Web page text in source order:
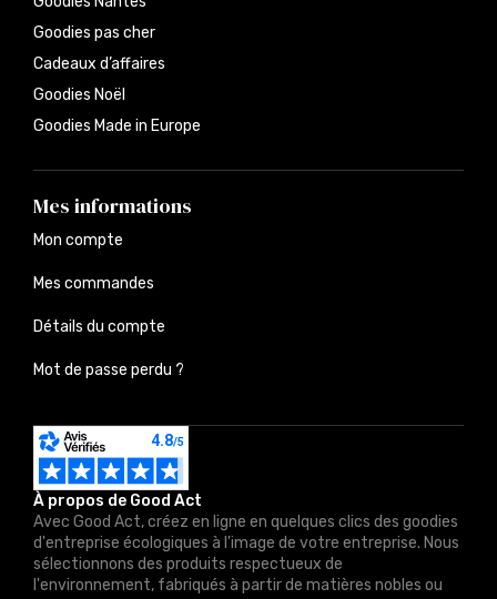
À propos de Good Act
Avec Good Act, créez en ligne en quelques clics des goodies
d'entreprise écologiques à l'image de votre entreprise. Nous
sélectionnons des produits respectueux de
l'environnement, fabriqués à partir de matières nobles ou
Goodies pas cher
Cadeaux d’affaires
Goodies Noël
Goodies Made in Europe
Mes informations
Mon compte
Mes commandes
Détails du compte
Mot de passe perdu ?